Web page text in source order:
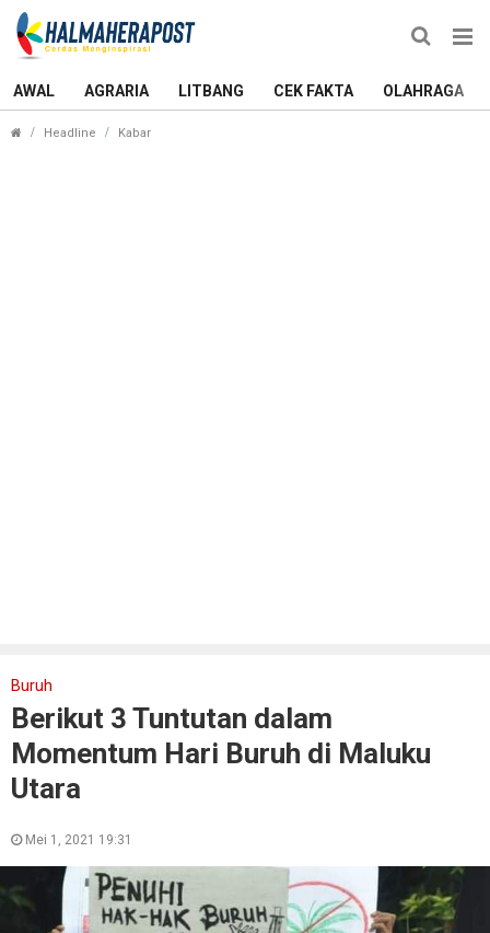
AWAL AGRARIA LITBANG CEK FAKTA OLAHRAGA
Headline Kabar
Buruh
Berikut 3 Tuntutan dalam
Momentum Hari Buruh di Maluku
Utara
Mei 1, 2021 19:31